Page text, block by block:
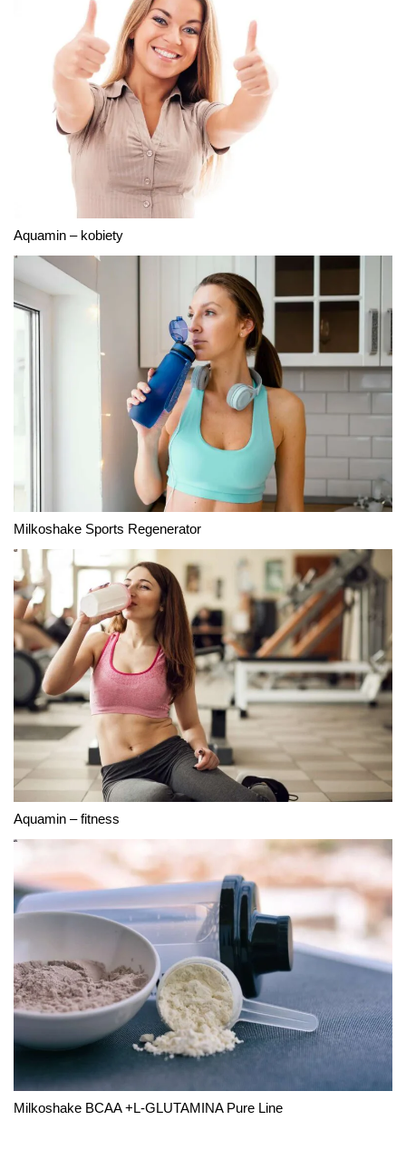
Aquamin – kobiety
Milkoshake Sports Regenerator
Aquamin – fitness
Milkoshake BCAA +L-GLUTAMINA Pure Line